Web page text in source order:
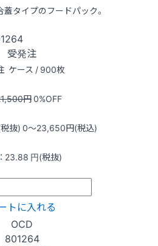
タイプのフードパック。
受発注
ケース / 900枚
円0%OFF
抜)0〜23,650円(税込)
23.88 円(税抜)
トに入れる
OCD
801264